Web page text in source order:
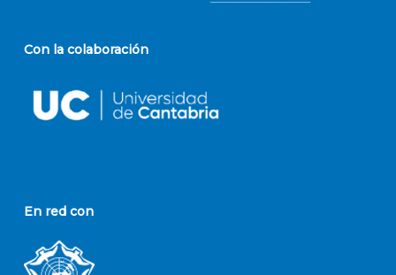
Con la colaboración
En red con